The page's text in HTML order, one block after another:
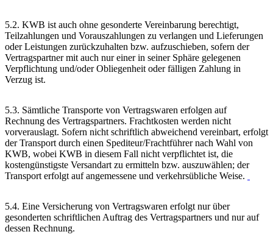
5.2. KWB ist auch ohne gesonderte Vereinbarung berechtigt,
Teilzahlungen und Vorauszahlungen zu verlangen und Lieferungen
oder Leistungen zurückzuhalten bzw. aufzuschieben, sofern der
Vertragspartner mit auch nur einer in seiner Sphäre gelegenen
Verpflichtung und/oder Obliegenheit oder fälligen Zahlung in
Verzug ist.
5.3. Sämtliche Transporte von Vertragswaren erfolgen auf
Rechnung des Vertragspartners. Frachtkosten werden nicht
vorverauslagt. Sofern nicht schriftlich abweichend vereinbart, erfolgt
der Transport durch einen Spediteur/Frachtführer nach Wahl von
KWB, wobei KWB in diesem Fall nicht verpflichtet ist, die
kostengünstigste Versandart zu ermitteln bzw. auszuwählen; der
Transport erfolgt auf angemessene und verkehrsübliche Weise.
5.4. Eine Versicherung von Vertragswaren erfolgt nur über
gesonderten schriftlichen Auftrag des Vertragspartners und nur auf
dessen Rechnung.